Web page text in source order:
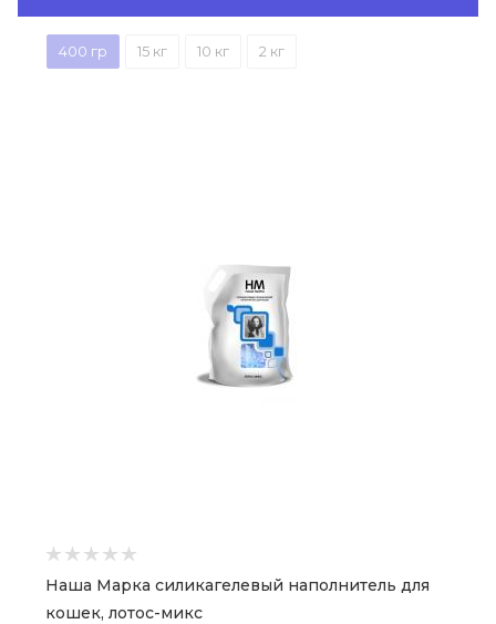
400 гр 15 кг 10 кг 2 кг
Наша Марка силикагелевый наполнитель для
кошек, лотос-микс